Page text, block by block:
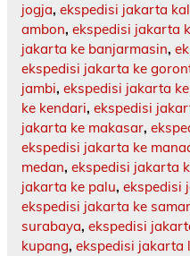
jogja, ekspedisi jakarta
ambon, ekspedisi jakarta
jakarta ke banjarmasin,
ekspedisi jakarta ke
jambi, ekspedisi jakarta
ke kendari, ekspedisi
jakarta ke makasar,
ekspedisi jakarta ke
medan, ekspedisi jakarta
jakarta ke palu, ekspedisi
ekspedisi jakarta ke
surabaya, ekspedisi
kupang, ekspedisi jakarta